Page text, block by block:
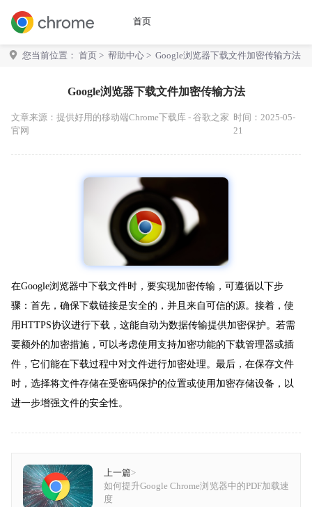
首页
您当前位置： 首页 > 帮助中心 > Google浏览器下载文件加密传输方法
Google浏览器下载文件加密传输方法
文章来源： 提供好用的移动端Chrome下载库 - 谷歌之家
官网
时间：2025-05-
21
在Google浏览器中下载文件时，要实现加密传输，可遵循以下步
骤：首先，确保下载链接是安全的，并且来自可信的源。接着，使
用HTTPS协议进行下载，这能自动为数据传输提供加密保护。若需
要额外的加密措施，可以考虑使用支持加密功能的下载管理器或插
件，它们能在下载过程中对文件进行加密处理。最后，在保存文件
时，选择将文件存储在受密码保护的位置或使用加密存储设备，以
进一步增强文件的安全性。
上一篇>
如何提升Google Chrome浏览器中的PDF加载速
度